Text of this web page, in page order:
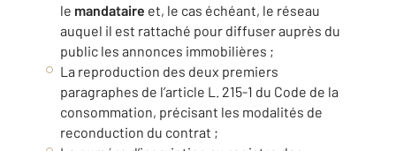
le mandataire et, le cas échéant, le réseau
auquel il est rattaché pour diffuser auprès du
public les annonces immobilières ;
La reproduction des deux premiers
paragraphes de l’article L. 215-1 du Code de la
consommation, précisant les modalités de
reconduction du contrat ;